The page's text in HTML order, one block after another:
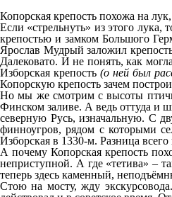
Копорская крепость похожа на
Если «стрельнуть» из этого
крепостью и замком Большого
Ярослав Мудрый заложил
Далековато. И не понять, как
Изборская крепость (о ней был
Копорскую крепость зачем
Но мы же смотрим с высоты
Финском заливе. А ведь оттуда и
северную Русь, изначальную. С
финноугров, рядом с которыми
Изборская в 1330-м. Разница всего
А почему Копорская крепость
неприступной. А где «тетива» –
теперь здесь каменный,
Стою на мосту, жду